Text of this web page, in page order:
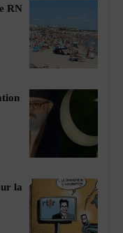
RN
la